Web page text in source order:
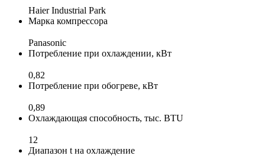
Haier Industrial Park
Марка компрессора
Panasonic
Потребление при охлаждении, кВт
0,82
Потребление при обогреве, кВт
0,89
Охлаждающая способность, тыс. BTU
12
Диапазон t на охлаждение